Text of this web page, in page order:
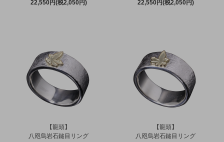
22,550円(税2,050円)
22,550円(税2,050円)
【龍頭】
八咫烏岩石鎚目リング
【龍頭】
八咫烏岩石鎚目リング